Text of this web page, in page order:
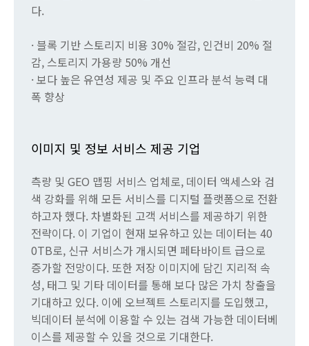
다.
· 블록 기반 스토리지 비용 30% 절감, 인건비 20% 절
감, 스토리지 가용량 50% 개선
· 보다 높은 유연성 제공 및 주요 인프라 분석 능력 대
폭 향상
이미지 및 정보 서비스 제공 기업
측량 및 GEO 맵핑 서비스 업체로, 데이터 액세스와 검
색 강화를 위해 모든 서비스를 디지털 플랫폼으로 전환
하고자 했다. 차별화된 고객 서비스를 제공하기 위한
전략이다. 이 기업이 현재 보유하고 있는 데이터는 40
0TB로, 신규 서비스가 개시되면 페타바이트 급으로
증가할 전망이다. 또한 저장 이미지에 담긴 지리적 속
성, 태그 및 기타 데이터를 통해 보다 많은 가치 창출을
기대하고 있다. 이에 오브젝트 스토리지를 도입했고,
빅데이터 분석에 이용할 수 있는 검색 가능한 데이터베
이스를 제공할 수 있을 것으로 기대한다.